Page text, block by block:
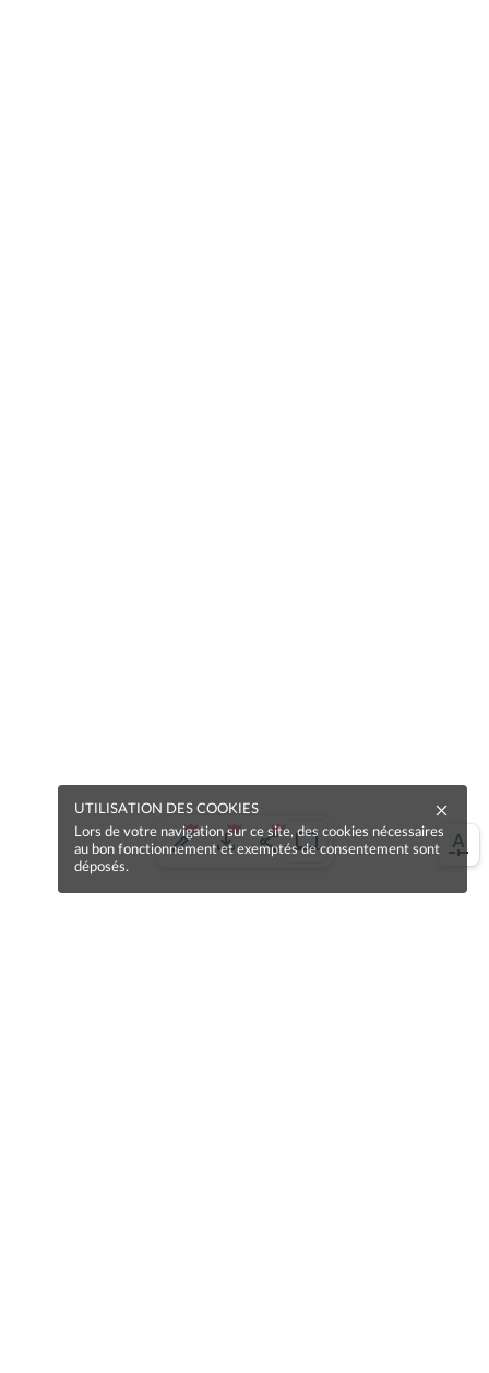
UTILISATION DES COOKIES
Lors de votre navigation sur ce site, des cookies nécessaires
au bon fonctionnement et exemptés de consentement sont
déposés.